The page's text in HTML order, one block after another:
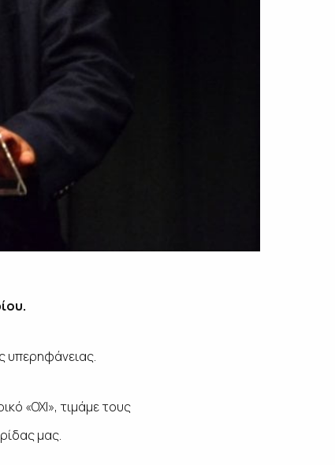
υπερηφάνειας.
«ΟΧΙ», τιμάμε τους
μας.